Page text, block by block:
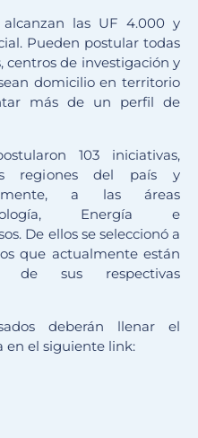
las UF 4.000 y
Pueden postular todas
centros de investigación y
domicilio en territorio
más de un perfil de
103 iniciativas,
regiones del país y
a las áreas
Energía e
De ellos se seleccionó a
que actualmente están
de sus respectivas
deberán llenar el
en el siguiente link: